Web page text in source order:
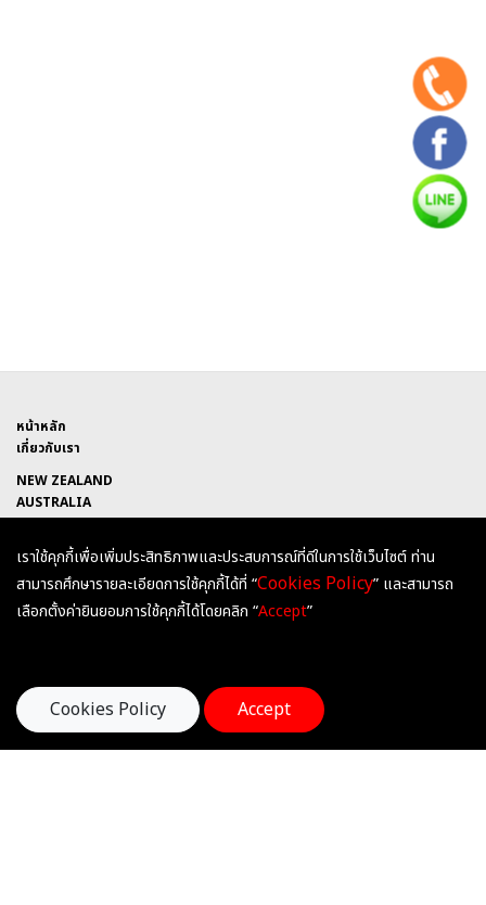
หน้าหลัก
เกี่ยวกับเรา
NEW ZEALAND
AUSTRALIA
UNITED KINGDOM
HEARTSANDMINDSEDUCATION
@HEARTSANDMINDS
Hearts & Minds International Education
252 ถนนกรุงธนบุรี ซอยสาทรแมนชั่น 1 แขวงคลองต้นไทร
เขตคลองสาน กรุงเทพมหานคร 10600
Tel : 02-055-0915, 096-884-8605
เราใช้คุกกี้เพื่อเพิ่มประสิทธิภาพและประสบการณ์ที่ดีในการใช้เว็บไซต์ ท่าน
สามารถศึกษารายละเอียดการใช้คุกกี้ได้ที่ “Cookies Policy” และสามารถ
เลือกตั้งค่ายินยอมการใช้คุกกี้ได้โดยคลิก “Accept”
Cookies Policy Accept